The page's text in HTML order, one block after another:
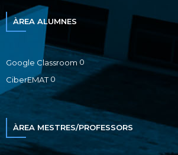
ÀREA ALUMNES
Google Classroom 0
CiberEMAT0
ÀREA MESTRES/PROFESSORS